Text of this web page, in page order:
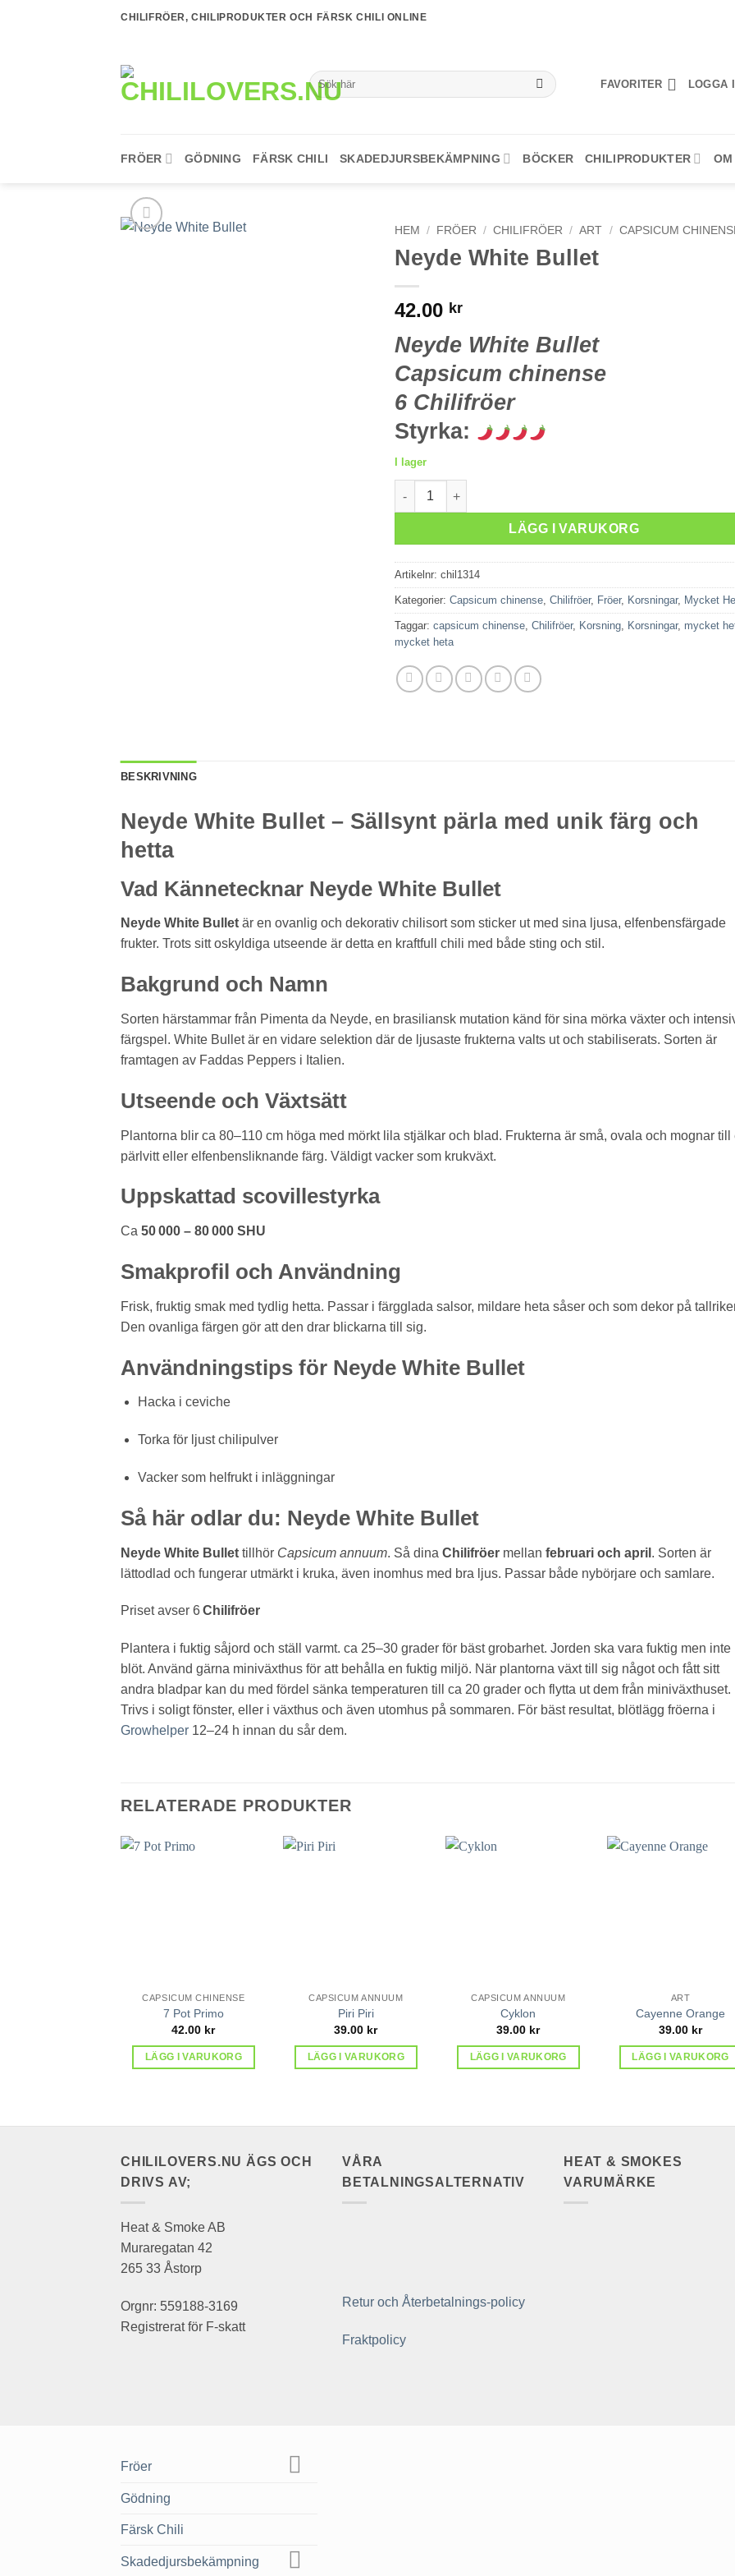
CHILIFRÖER, CHILIPRODUKTER OCH FÄRSK CHILI ONLINE
Sök
efter:
FAVORITER LOGGA
FRÖER GÖDNING FÄRSK CHILI SKADEDJURSBEKÄMPNING BÖCKER CHILIPRODUKTER OM
HEM / FRÖER / CHILIFRÖER / ART / CAPSICUM
Neyde White Bullet
42.00 kr
Neyde White Bullet
Capsicum chinense
6 Chilifröer
Styrka:
I lager
Neyde White Bullet mängd
LÄGG I VARUKORG
Artikelnr: chil1314
Kategorier: Capsicum chinense, Chilifröer, Fröer, Korsningar, Mycket
Taggar: capsicum chinense, Chilifröer, Korsning, Korsningar, mycket
mycket heta
BESKRIVNING
Neyde White Bullet – Sällsynt pärla med unik färg och
hetta
Vad Kännetecknar Neyde White Bullet
Neyde White Bullet är en ovanlig och dekorativ chilisort som sticker ut med sina ljusa, elfenbensfärgade
frukter. Trots sitt oskyldiga utseende är detta en kraftfull chili med både sting och stil.
Bakgrund och Namn
Sorten härstammar från Pimenta da Neyde, en brasiliansk mutation känd för sina mörka växter och
färgspel. White Bullet är en vidare selektion där de ljusaste frukterna valts ut och stabiliserats. Sorten är
framtagen av Faddas Peppers i Italien.
Utseende och Växtsätt
Plantorna blir ca 80–110 cm höga med mörkt lila stjälkar och blad. Frukterna är små, ovala och mognar till
pärlvitt eller elfenbensliknande färg. Väldigt vacker som krukväxt.
Uppskattad scovillestyrka
Ca 50 000 – 80 000 SHU
Smakprofil och Användning
Frisk, fruktig smak med tydlig hetta. Passar i färgglada salsor, mildare heta såser och som dekor på
Den ovanliga färgen gör att den drar blickarna till sig.
Användningstips för Neyde White Bullet
Hacka i ceviche
Torka för ljust chilipulver
Vacker som helfrukt i inläggningar
Så här odlar du: Neyde White Bullet
Neyde White Bullet tillhör Capsicum annuum. Så dina Chilifröer mellan februari och april . Sorten är
lättodlad och fungerar utmärkt i kruka, även inomhus med bra ljus. Passar både nybörjare och samlare.
Priset avser 6Chilifröer
Plantera i fuktig såjord och ställ varmt. ca 25–30 grader för bäst grobarhet. Jorden ska vara fuktig men inte
blöt. Använd gärna miniväxthus för att behålla en fuktig miljö. När plantorna växt till sig något och fått sitt
andra bladpar kan du med fördel sänka temperaturen till ca 20 grader och flytta ut dem från miniväxthuset.
Trivs i soligt fönster, eller i växthus och även utomhus på sommaren. För bäst resultat, blötlägg fröerna i
Growhelper 12–24 h innan du sår dem.
RELATERADE PRODUKTER
CAPSICUM CHINENSE
7 Pot Primo
42.00 kr
LÄGG I VARUKORG
CAPSICUM ANNUUM
Piri Piri
39.00 kr
LÄGG I VARUKORG
CAPSICUM ANNUUM
Cyklon
39.00 kr
LÄGG I VARUKORG
ART
Cayenne Orange
39.00 kr
LÄGG I VARUKORG
CHILILOVERS.NU ÄGS OCH
DRIVS AV;
Heat & Smoke AB
Muraregatan 42
265 33 Åstorp
Orgnr: 559188-3169
Registrerat för F-skatt
VÅRA
BETALNINGSALTERNATIV
Retur och Återbetalnings-policy
Fraktpolicy
HEAT & SMOKES
VARUMÄRKE
Fröer
Gödning
Färsk Chili
Skadedjursbekämpning